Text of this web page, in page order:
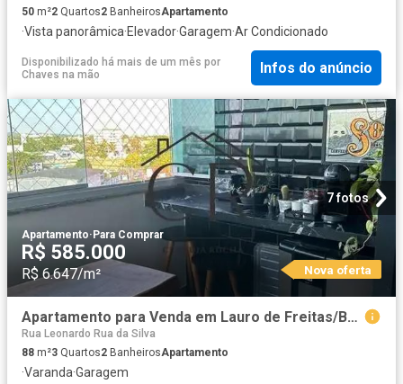
50 m²2 Quartos2 BanheirosApartamento
·Vista panorâmica·Elevador·Garagem·Ar Condicionado
Disponibilizado há mais de um mês por
Chaves na mão
Infos do anúncio
7 fotos
Apartamento·Para Comprar
R$ 585.000
R$ 6.647/m² Nova oferta
Apartamento para Venda em Lauro de Freitas/BA Pitangueiras 3 Quartos
Rua Leonardo Rua da Silva
88 m²3 Quartos2 BanheirosApartamento
·Varanda·Garagem